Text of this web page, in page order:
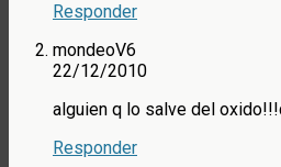
Responder
mondeoV6
22/12/2010
alguien q lo salve del
Responder